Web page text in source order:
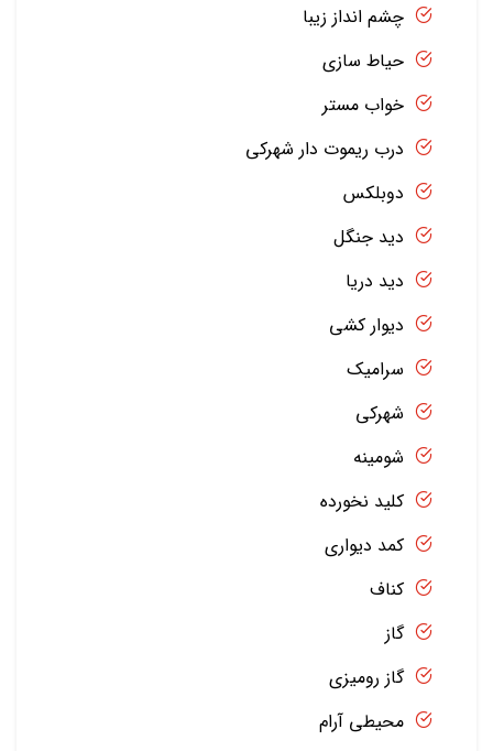
چشم انداز زیبا
حیاط سازی
خواب مستر
درب ریموت دار شهرکی
دوبلکس
دید جنگل
دید دریا
دیوار کشی
سرامیک
شهرکی
شومینه
کلید نخورده
کمد دیواری
کناف
گاز
گاز رومیزی
محیطی آرام